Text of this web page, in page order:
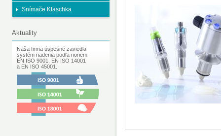
Snímače Klaschka
Aktuality
Naša firma úspešné zaviedla
systém riadenia podľa noriem
EN ISO 9001, EN ISO 14001
a EN ISO 45001.